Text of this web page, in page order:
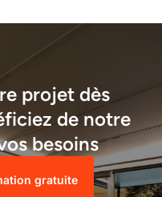
projet dès
de notre
besoins
gratuite